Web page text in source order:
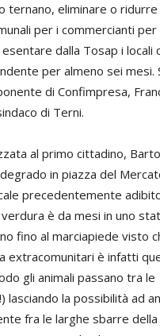
ternano, eliminare o ridurre
per i commercianti per
dalla Tosap i locali
per almeno sei mesi.
di Confimpresa,
di Terni.
al primo cittadino,
in piazza del
precedentemente
è da mesi in uno
fino al marciapiede visto
extracomunitari è infatti
gli animali passano tra le
la possibilità ad
fra le larghe sbarre della